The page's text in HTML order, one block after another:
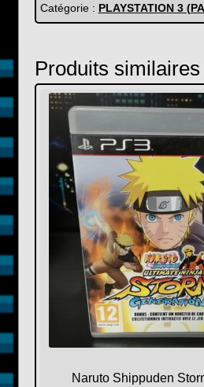
planet
3
Catégorie : PLAYSTATION 3
Produits similaires
Naruto Shippuden